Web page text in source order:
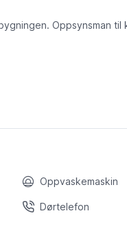
Oppsynsman
Oppvaskemaskin
Dørtelefon